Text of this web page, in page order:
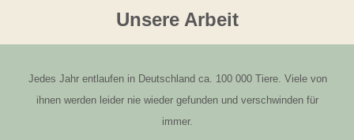
Unsere Arbeit
Jedes Jahr entlaufen in Deutschland ca. 100 000 Tiere. Viele von
ihnen werden leider nie wieder gefunden und verschwinden für
immer.